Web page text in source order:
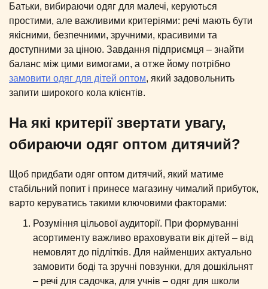
Батьки, вибираючи одяг для малечі, керуються
простими, але важливими критеріями: речі мають бути
якісними, безпечними, зручними, красивими та
доступними за ціною. Завдання підприємця – знайти
баланс між цими вимогами, а отже йому потрібно
замовити одяг для дітей оптом, який задовольнить
запити широкого кола клієнтів.
На які критерії звертати увагу,
обираючи одяг оптом дитячий?
Щоб придбати одяг оптом дитячий, який матиме
стабільний попит і принесе магазину чималий прибуток,
варто керуватись такими ключовими факторами:
Розуміння цільової аудиторії. При формуванні
асортименту важливо враховувати вік дітей – від
немовлят до підлітків. Для найменших актуально
замовити боді та зручні повзунки, для дошкільнят
– речі для садочка, для учнів – одяг для школи